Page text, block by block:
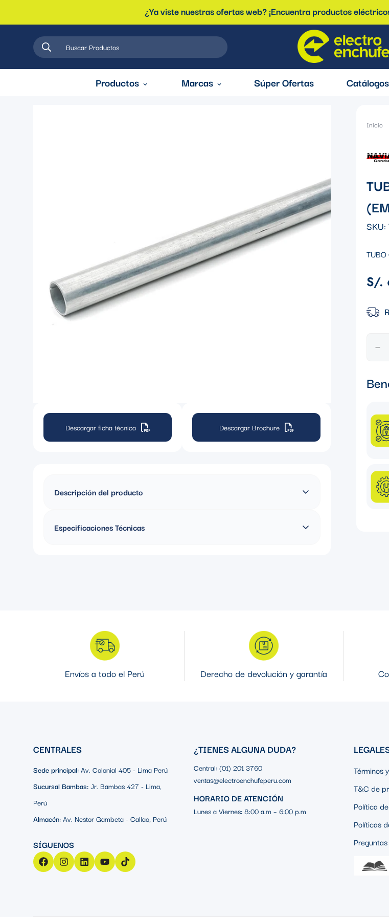
¿Ya viste nuestras ofertas web? ¡Encuentra productos
Buscar Productos
Productos Marcas Súper Ofertas Catálogos
Descargar ficha técnica Descargar Brochure
Descripción del producto
TUBO CONDUIT EMT 2-1/2'' DE 3MTS (EMT-250H)
Especificaciones Técnicas
Inicio
SKU:
Precio
S/.
Envíos a todo el Perú Derecho de devolución y garantía
CENTRALES
Sede principal:Av. Colonial 405 - Lima Perú
Sucursal Bambas:Jr. Bambas 427 - Lima,
Perú
Almacén:Av. Nestor Gambeta - Callao, Perú
¿TIENES ALGUNA DUDA?
Central: (01) 201 3760
ventas@electroenchufeperu.com
HORARIO DE ATENCIÓN
Lunes a Viernes: 8:00 a.m – 6:00 p.m
Términos
T&C de
Política
Políticas